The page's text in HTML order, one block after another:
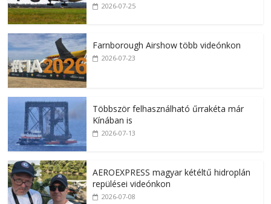
2026-07-25
Farnborough Airshow több videónkon
2026-07-23
Többször felhasználható űrrakéta már
Kínában is
2026-07-13
AEROEXPRESS magyar kétéltű hidroplán
repülései videónkon
2026-07-08